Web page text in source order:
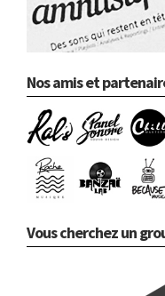
Nos amis et
Vous cherchez un